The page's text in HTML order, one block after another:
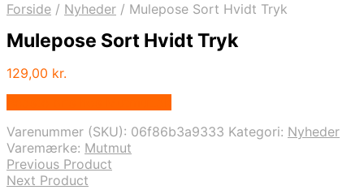
Forside / Nyheder / Mulepose Sort Hvidt Tryk
Mulepose Sort Hvidt Tryk
129,00 kr.
Varenummer (SKU): 06f86b3a9333 Kategori: Nyheder
Varemærke: Mutmut
Previous Product
Next Product